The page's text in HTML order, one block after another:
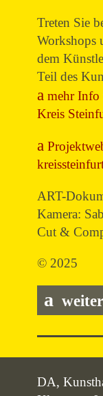
Treten Sie
Workshops
dem
Teil des
mehr
Kreis
ART-
Kamera:
Cut &
© 2025
DA,